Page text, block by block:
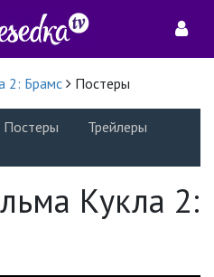
2: Брамс Постеры
Постеры
Трейлеры
Кукла 2: